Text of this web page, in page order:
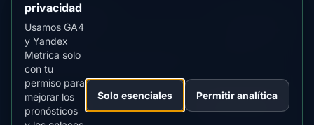
Haukipudas
Pueblo costero cerca de Oulu con observación de
auroras sobre la bahía de Botnia
ESTADO ACTUAL
Improbable
privacidad
Usamos GA4
y Yandex
Metrica solo
con tu
permiso para
mejorar los
pronósticos
Solo esenciales Permitir analítica